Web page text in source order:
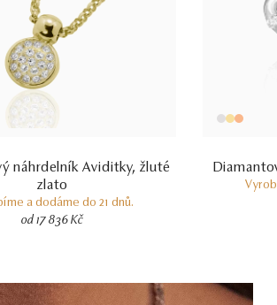
náhrdelník Aviditky, žluté
zlato
a dodáme do 21 dnů.
od 17 836 Kč